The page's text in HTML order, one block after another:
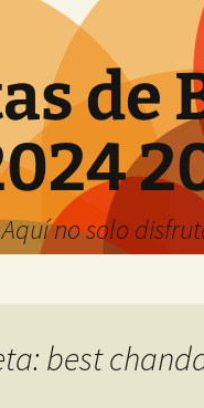
de
no solo
best